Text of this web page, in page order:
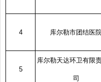
4 库尔勒市团结医
5
库尔勒天达环卫有限
司